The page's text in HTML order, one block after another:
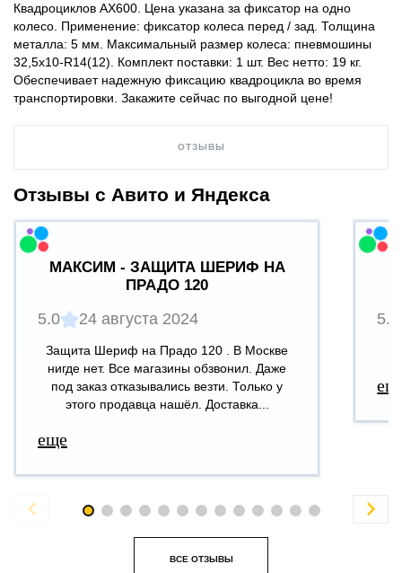
Квадроциклов AX600. Цена указана за фиксатор на одно
колесо. Применение: фиксатор колеса перед / зад. Толщина
металла: 5 мм. Максимальный размер колеса: пневмошины
32,5х10-R14(12). Комплект поставки: 1 шт. Вес нетто: 19 кг.
Обеспечивает надежную фиксацию квадроцикла во время
транспортировки. Закажите сейчас по выгодной цене!
ОТЗЫВЫ
Отзывы с Авито и Яндекса
МАКСИМ - ЗАЩИТА ШЕРИФ НА
ПРАДО 120
5.0 24 августа 2024
Защита Шериф на Прадо 120 . В Москве
нигде нет. Все магазины обзвонил. Даже
под заказ отказывались везти. Только у
этого продавца нашёл. Доставка...
еще
5.0
 
ВСЕ ОТЗЫВЫ